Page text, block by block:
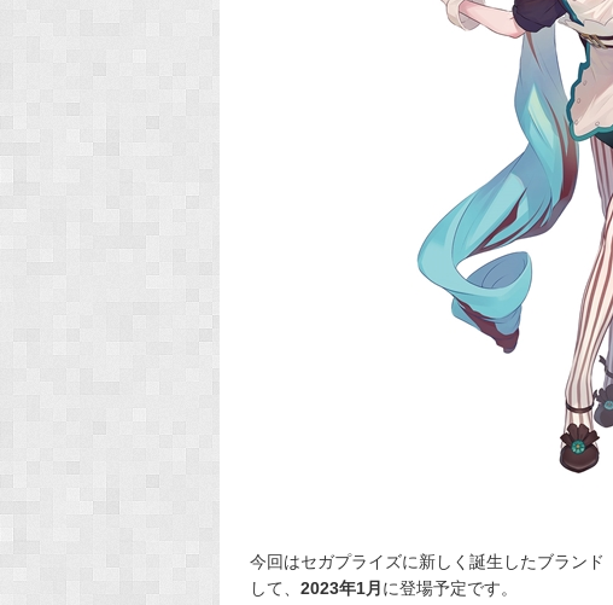
今回はセガプライズに新しく誕生したブランド
して、 2023年1月 に登場予定です。